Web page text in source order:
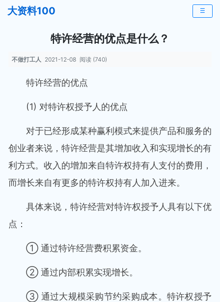
大资料100 ☰
特许经营的优点是什么？
不做打工人 2021-12-08 阅读 (740)
特许经营的优点
(1) 对特许权授予人的优点
对于已经形成某种赢利模式来提供产品和服务的
创业者来说，特许经营是其增加收入和实现增长的有
利方式。收入的增加来自特许权持有人支付的费用，
而增长来自有更多的特许权持有人加入进来。
具体来说，特许经营对特许权授予人具有以下优
点：
① 通过特许经营费积累资金。
② 通过内部积累实现增长。
③ 通过大规模采购节约采购成本。特许权授予